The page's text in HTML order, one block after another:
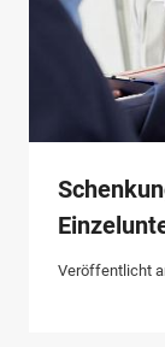
Veröffentlicht